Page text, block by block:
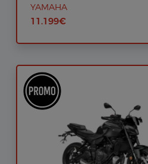
YAMAHA
11.199€